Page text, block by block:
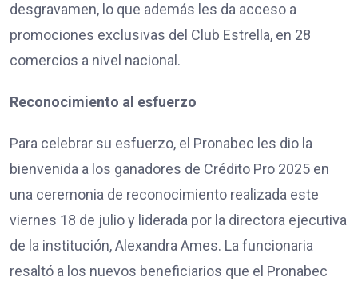
desgravamen, lo que además les da acceso a
promociones exclusivas del Club Estrella, en 28
comercios a nivel nacional.
Reconocimiento al esfuerzo
Para celebrar su esfuerzo, el Pronabec les dio la
bienvenida a los ganadores de Crédito Pro 2025 en
una ceremonia de reconocimiento realizada este
viernes 18 de julio y liderada por la directora ejecutiva
de la institución, Alexandra Ames. La funcionaria
resaltó a los nuevos beneficiarios que el Pronabec